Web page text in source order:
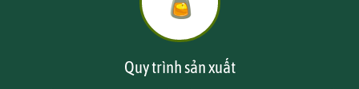
Quy trình sản xuất